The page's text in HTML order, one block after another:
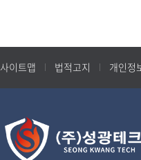
사이트맵 법적고지 개인정